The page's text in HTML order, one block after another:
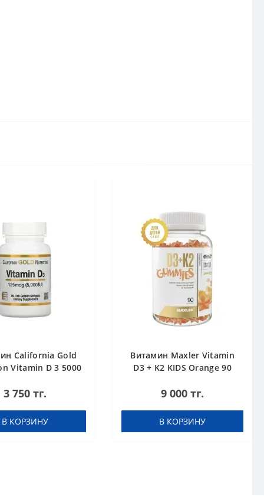
California Gold
Vitamin D 3 5000
3 750 тг.
В КОРЗИНУ
Витамин Maxler Vitamin
D3 + K2 KIDS Orange 90
9 000 тг.
В КОРЗИНУ